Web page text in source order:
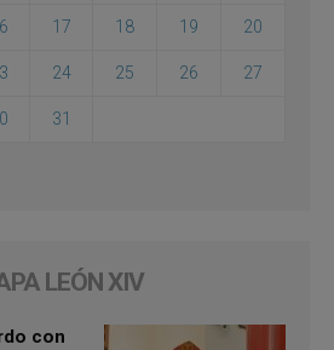
17 18 19 20
24 25 26 27
31
LEÓN XIV
con